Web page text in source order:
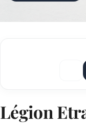
Légion